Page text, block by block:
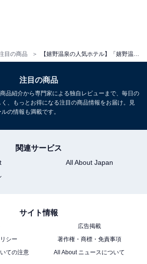
目の商品
報は記事公開時のものです。あらか
プランを予約すると、売上の一部が
元されることがあります。
ら竹崎温泉の人気ホテル】「たら竹崎温泉
上館」が選ばれる理由
注目の商品
品紹介から専門家による独自レビューまで、毎日の
、もっとお得になる注目の商品情報をお届け。見
の情報も満載です。
関連サービス
All About Japan
サイト情報
広告掲載
シー
著作権・商標・免責事項
ての注意
All About ニュースについて